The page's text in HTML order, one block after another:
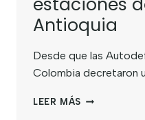
Antioquia
Desde que las
Colombia decretaron
LEER MÁS